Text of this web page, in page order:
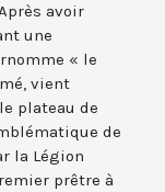
avoir
une
« le
vient
plateau de
de
la Légion
prêtre à